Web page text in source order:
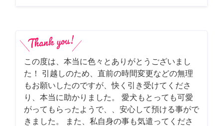
この度は、本当に色々とありがとうございまし
た！ 引越しのため、直前の時間変更などの無理
もお願いしたのですが、快く引き受けてくださ
り、本当に助かりました。 愛犬もとっても可愛
がってもらったようで、、安心して預ける事がで
きました。 また、私自身の事も気遣ってくださ